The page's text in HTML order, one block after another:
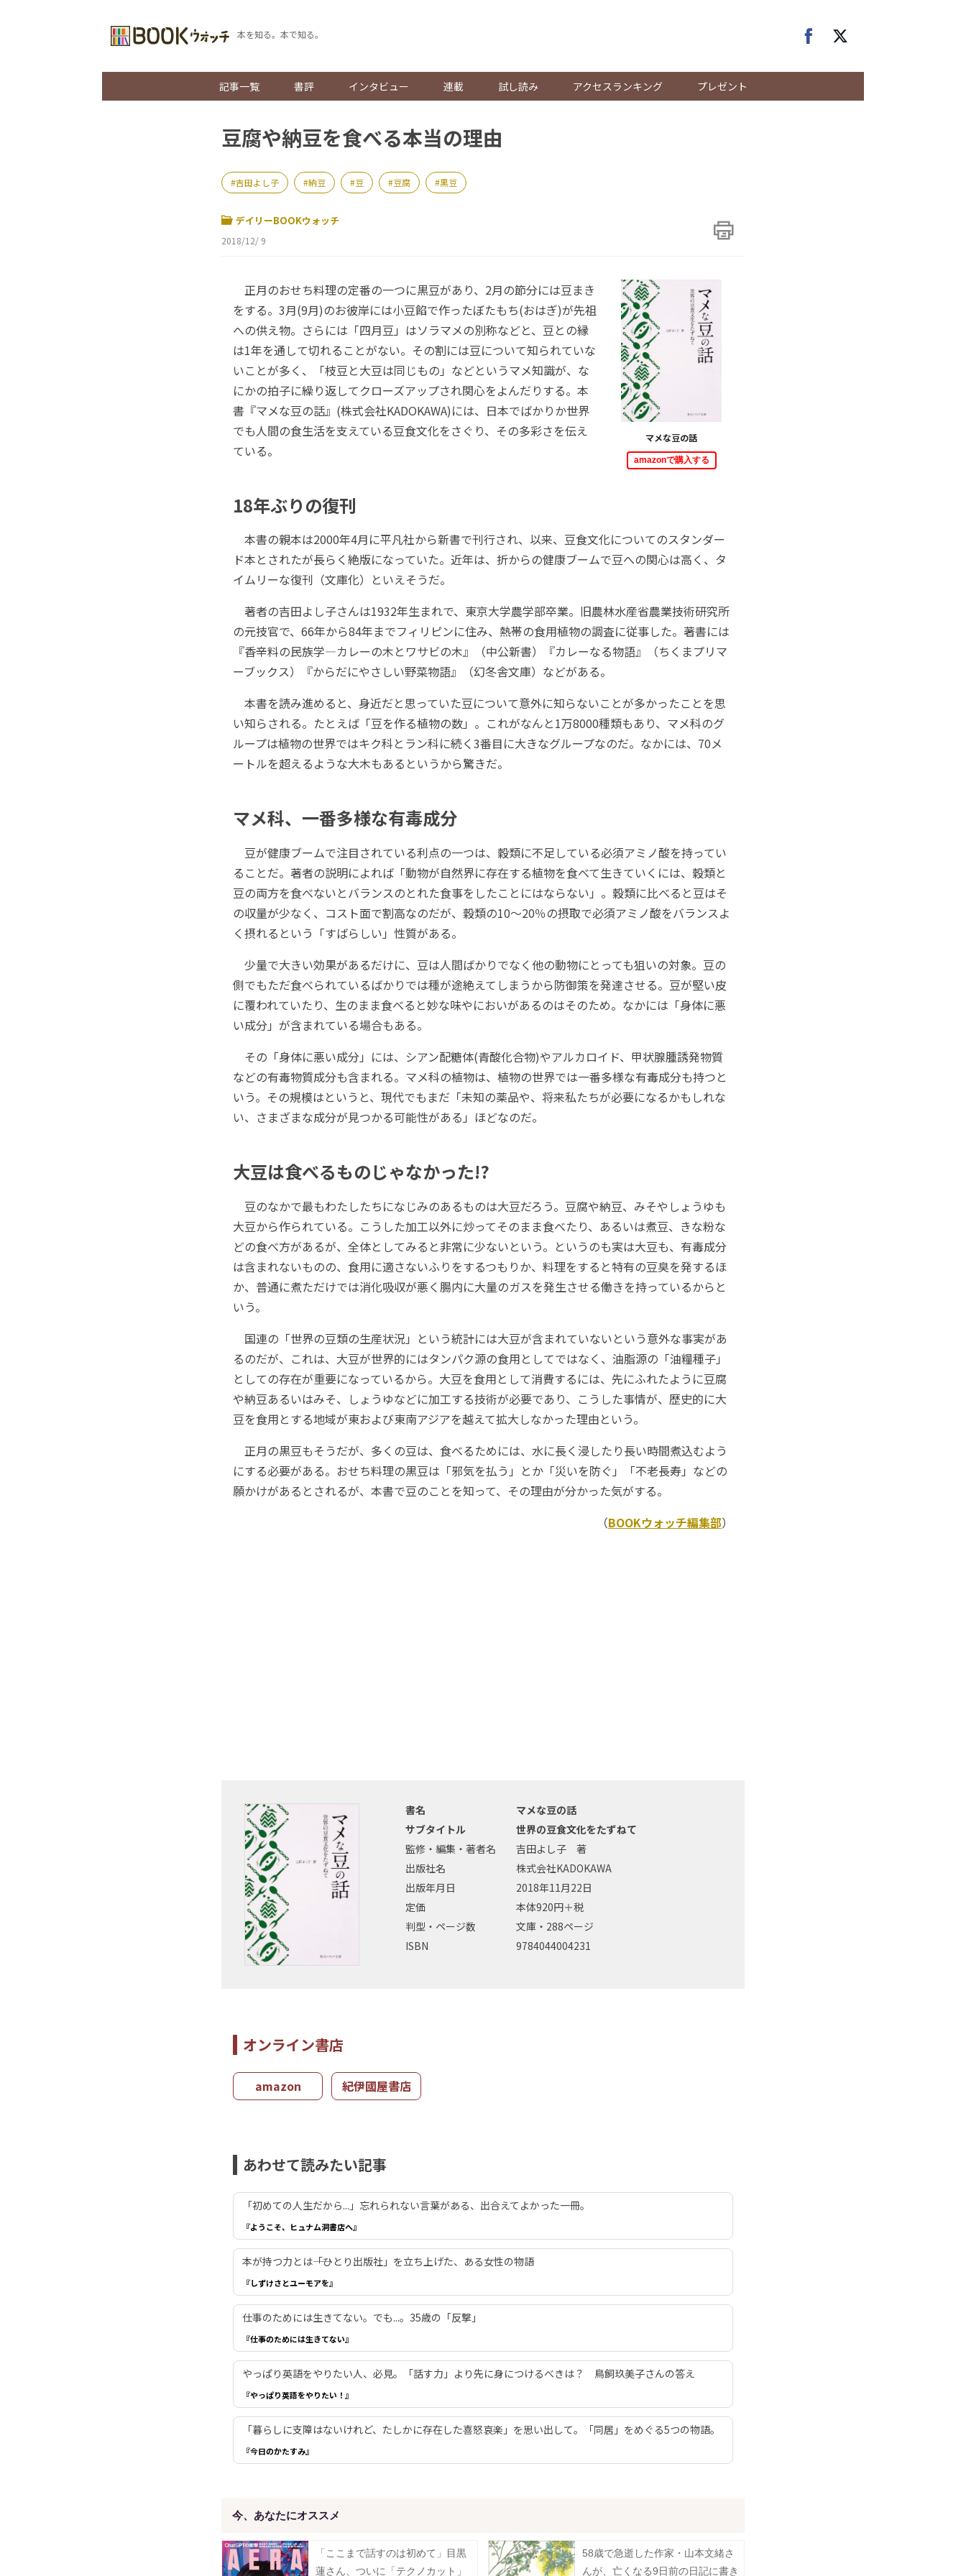
本を知る。本で知る。
記事一覧 書評 インタビュー 連載 試し読み アクセスランキング プレゼント
豆腐や納豆を食べる本当の理由
吉田よし子 納豆 豆 豆腐 黒豆
デイリーBOOKウォッチ
2018/12/ 9
マメな豆の話
amazonで購入する
正月のおせち料理の定番の一つに黒豆があり、2月の節分には豆まき
をする。3月(9月)のお彼岸には小豆餡で作ったぼたもち(おはぎ)が先祖
への供え物。さらには「四月豆」はソラマメの別称などと、豆との縁
は1年を通して切れることがない。その割には豆について知られていな
いことが多く、「枝豆と大豆は同じもの」などというマメ知識が、な
にかの拍子に繰り返してクローズアップされ関心をよんだりする。本
書『マメな豆の話』(株式会社KADOKAWA)には、日本でばかりか世界
でも人間の食生活を支えている豆食文化をさぐり、その多彩さを伝え
ている。
18年ぶりの復刊
本書の親本は2000年4月に平凡社から新書で刊行され、以来、豆食文化についてのスタンダー
ド本とされたが長らく絶版になっていた。近年は、折からの健康ブームで豆への関心は高く、タ
イムリーな復刊（文庫化）といえそうだ。
著者の吉田よし子さんは1932年生まれで、東京大学農学部卒業。旧農林水産省農業技術研究所
の元技官で、66年から84年までフィリピンに住み、熱帯の食用植物の調査に従事した。著書には
『香辛料の民族学―カレーの木とワサビの木』（中公新書）『カレーなる物語』（ちくまプリマ
ーブックス）『からだにやさしい野菜物語』（幻冬舎文庫）などがある。
本書を読み進めると、身近だと思っていた豆について意外に知らないことが多かったことを思
い知らされる。たとえば「豆を作る植物の数」。これがなんと1万8000種類もあり、マメ科のグ
ループは植物の世界ではキク科とラン科に続く3番目に大きなグループなのだ。なかには、70メ
ートルを超えるような大木もあるというから驚きだ。
マメ科、一番多様な有毒成分
豆が健康ブームで注目されている利点の一つは、穀類に不足している必須アミノ酸を持ってい
ることだ。著者の説明によれば「動物が自然界に存在する植物を食べて生きていくには、穀類と
豆の両方を食べないとバランスのとれた食事をしたことにはならない」。穀類に比べると豆はそ
の収量が少なく、コスト面で割高なのだが、穀類の10～20％の摂取で必須アミノ酸をバランスよ
く摂れるという「すばらしい」性質がある。
少量で大きい効果があるだけに、豆は人間ばかりでなく他の動物にとっても狙いの対象。豆の
側でもただ食べられているばかりでは種が途絶えてしまうから防御策を発達させる。豆が堅い皮
に覆われていたり、生のまま食べると妙な味やにおいがあるのはそのため。なかには「身体に悪
い成分」が含まれている場合もある。
その「身体に悪い成分」には、シアン配糖体(青酸化合物)やアルカロイド、甲状腺腫誘発物質
などの有毒物質成分も含まれる。マメ科の植物は、植物の世界では一番多様な有毒成分も持つと
いう。その規模はというと、現代でもまだ「未知の薬品や、将来私たちが必要になるかもしれな
い、さまざまな成分が見つかる可能性がある」ほどなのだ。
大豆は食べるものじゃなかった!?
豆のなかで最もわたしたちになじみのあるものは大豆だろう。豆腐や納豆、みそやしょうゆも
大豆から作られている。こうした加工以外に炒ってそのまま食べたり、あるいは煮豆、きな粉な
どの食べ方があるが、全体としてみると非常に少ないという。というのも実は大豆も、有毒成分
は含まれないものの、食用に適さないふりをするつもりか、料理をすると特有の豆臭を発するほ
か、普通に煮ただけでは消化吸収が悪く腸内に大量のガスを発生させる働きを持っているからと
いう。
国連の「世界の豆類の生産状況」という統計には大豆が含まれていないという意外な事実があ
るのだが、これは、大豆が世界的にはタンパク源の食用としてではなく、油脂源の「油糧種子」
としての存在が重要になっているから。大豆を食用として消費するには、先にふれたように豆腐
や納豆あるいはみそ、しょうゆなどに加工する技術が必要であり、こうした事情が、歴史的に大
豆を食用とする地域が東および東南アジアを越えて拡大しなかった理由という。
正月の黒豆もそうだが、多くの豆は、食べるためには、水に長く浸したり長い時間煮込むよう
にする必要がある。おせち料理の黒豆は「邪気を払う」とか「災いを防ぐ」「不老長寿」などの
願かけがあるとされるが、本書で豆のことを知って、その理由が分かった気がする。
（BOOKウォッチ編集部）
書名
マメな豆の話
サブタイトル
世界の豆食文化をたずねて
監修・編集・著者名
吉田よし子 著
出版社名
株式会社KADOKAWA
出版年月日
2018年11月22日
定価
本体920円＋税
判型・ページ数
文庫・288ページ
ISBN
9784044004231
オンライン書店
amazon 紀伊國屋書店
あわせて読みたい記事
「初めての人生だから...」忘れられない言葉がある、出合えてよかった一冊。
『ようこそ、ヒュナム洞書店へ』
本が持つ力とは――「ひとり出版社」を立ち上げた、ある女性の物語
『しずけさとユーモアを』
仕事のためには生きてない。でも...。35歳の「反撃」
『仕事のためには生きてない』
やっぱり英語をやりたい人、必見。「話す力」より先に身につけるべきは？ 鳥飼玖美子さんの答え
『やっぱり英語をやりたい！』
「暮らしに支障はないけれど、たしかに存在した喜怒哀楽」を思い出して。「同居」をめぐる5つの物語。
『今日のかたすみ』
今、あなたにオススメ
「ここまで話すのは初めて」目黒
蓮さん、ついに「テクノカット」
58歳で急逝した作家・山本文緒さ
んが、亡くなる9日前の日記に書き